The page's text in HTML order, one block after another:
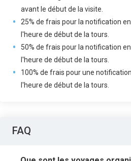
avant le début de la visite.
25% de frais pour la notification
l'heure de début de la tours.
50% de frais pour la notification
l'heure de début de la tours.
100% de frais pour une
l'heure de début de la tours.
FAQ